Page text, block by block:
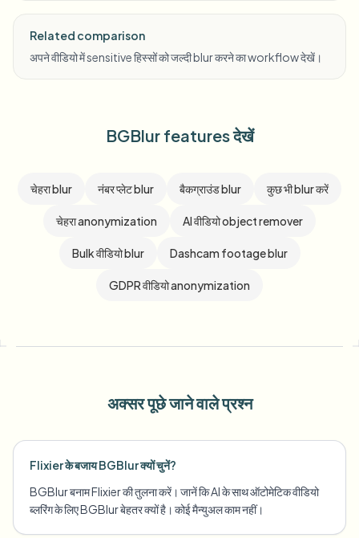
Related comparison
अपने वीडियो में sensitive हिस्सों को जल्दी blur करने का workflow देखें।
BGBlur features देखें
चेहरा blur नंबर प्लेट blur बैकग्राउंड blur कुछ भी blur करें
चेहरा anonymization AI वीडियो object remover
Bulk वीडियो blur Dashcam footage blur
GDPR वीडियो anonymization
अक्सर पूछे जाने वाले प्रश्न
Flixier के बजाय BGBlur क्यों चुनें?
BGBlur बनाम Flixier की तुलना करें। जानें कि AI के साथ ऑटोमेटिक वीडियो
ब्लरिंग के लिए BGBlur बेहतर क्यों है। कोई मैन्युअल काम नहीं।